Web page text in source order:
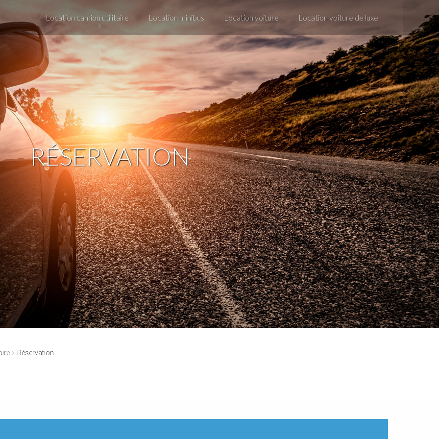
Location camion utilitaire Location minibus Location voiture Location voiture de luxe
RÉSERVATION
Réservation